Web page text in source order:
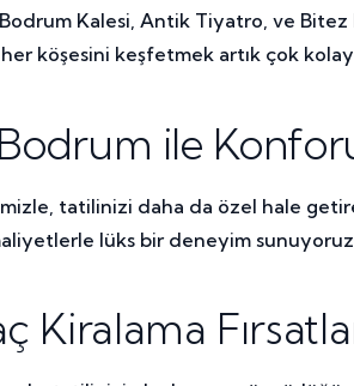
Kalesi, Antik Tiyatro, ve
köşesini keşfetmek artık çok
ile
tatilinizi daha da özel hale
lüks bir deneyim